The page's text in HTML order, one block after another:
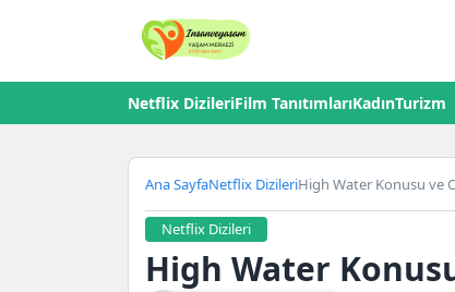
Netflix DizileriFilm TanıtımlarıKadınTurizm
Ana SayfaNetflix DizileriHigh Water Konusu ve
Netflix Dizileri
High Water